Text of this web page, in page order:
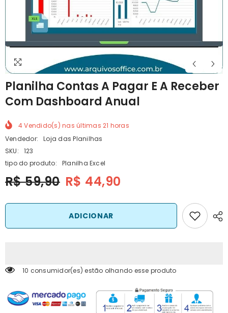
Planilha Contas A Pagar E A Receber
Com Dashboard Anual
4Vendido(s) nas últimas21 horas
Vendedor:
Loja das Planilhas
SKU:
123
tipo do produto:
Planilha Excel
R$ 59,90 R$ 44,90
ADICIONAR
10 consumidor(es) estão olhando esse produto